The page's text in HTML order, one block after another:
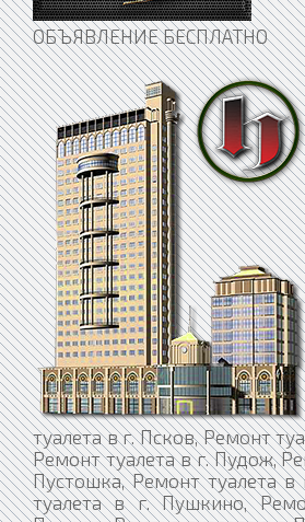
ОБЪЯВЛЕНИЕ БЕСПЛАТНО